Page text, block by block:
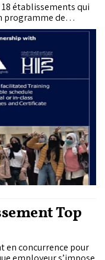
18 établissements qui
programme de
leur cursus
Top
en concurrence pour